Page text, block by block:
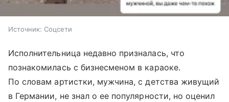
Источник: Соцсети
Исполнительница недавно призналась, что
познакомилась с бизнесменом в караоке.
По словам артистки, мужчина, с детства живущий
в Германии, не знал о ее популярности, но оценил